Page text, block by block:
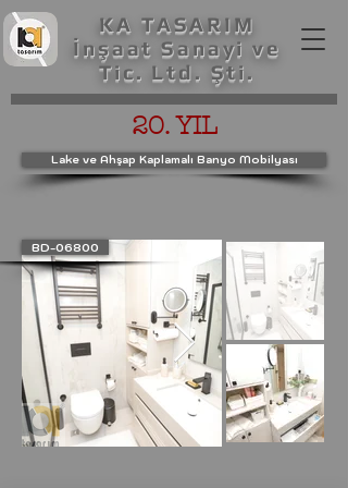
KA TASARIM
İnşaat Sanayi ve
Tic. Ltd. Şti.
20. YIL
Lake ve Ahşap Kaplamalı Banyo Mobilyası
BD-06800